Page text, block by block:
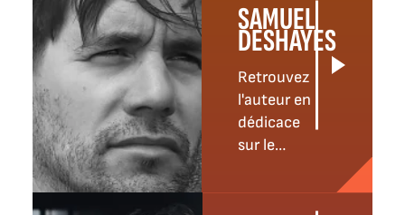
Découvrez
l'ouvrage
qu'elle y
présentera...
SAMUEL
DESHAYES
Retrouvez
l'auteur en
dédicace
sur le
Lurlure.